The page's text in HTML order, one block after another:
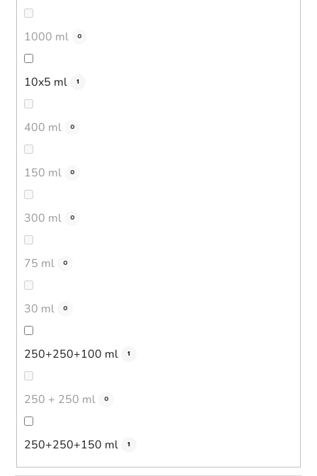
1000 ml 0
10x5 ml 1
400 ml 0
150 ml 0
300 ml 0
75 ml 0
30 ml 0
250+250+100 ml 1
250 + 250 ml 0
250+250+150 ml 1